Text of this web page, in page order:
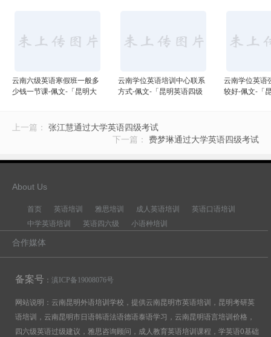
云南六级英语寒假班一般多
少钱一节课-佩文-「昆明大
云南学位英语培训中心联系
方式-佩文-「昆明英语四级
云南学位英语
较好-佩文-「
上一篇： 张江慧通过大学英语四级考试
下一篇： 费梦琳通过大学英语四级考试
About Us
首页 英语培训 雅思培训 成人英语培训
英语口语培训
中学英语培训
英语四六级 小语种培训
合作媒体
备案号： 滇ICP备19008076号
网站说明：云南昆明外语培训学校，提供云南昆明市英语培训，昆明考研英
语培训，云南昆明市日语韩语法语德语泰语学习，云南昆明语言培训价格，
四六级英语过级建议，雅思咨询顾问，成人教育英语培训课程，学英语0基础